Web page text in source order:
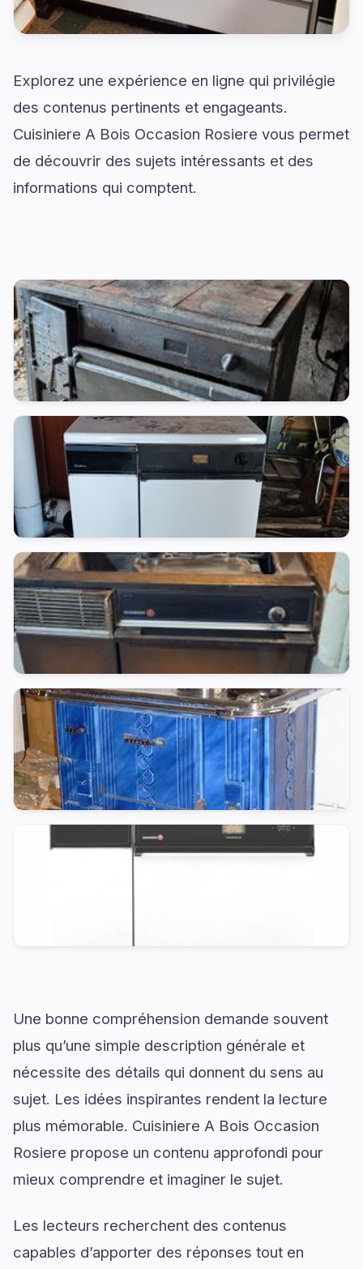
Explorez une expérience en ligne qui privilégie
des contenus pertinents et engageants.
Cuisiniere A Bois Occasion Rosiere vous permet
de découvrir des sujets intéressants et des
informations qui comptent.
Une bonne compréhension demande souvent
plus qu’une simple description générale et
nécessite des détails qui donnent du sens au
sujet. Les idées inspirantes rendent la lecture
plus mémorable. Cuisiniere A Bois Occasion
Rosiere propose un contenu approfondi pour
mieux comprendre et imaginer le sujet.
Les lecteurs recherchent des contenus
capables d’apporter des réponses tout en